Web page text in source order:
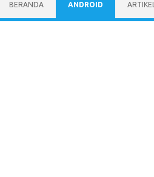
BERANDA ANDROID ARTIKEL